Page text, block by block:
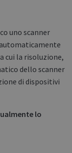
uno scanner
cui la risoluzione,
dello scanner
di dispositivi
lo